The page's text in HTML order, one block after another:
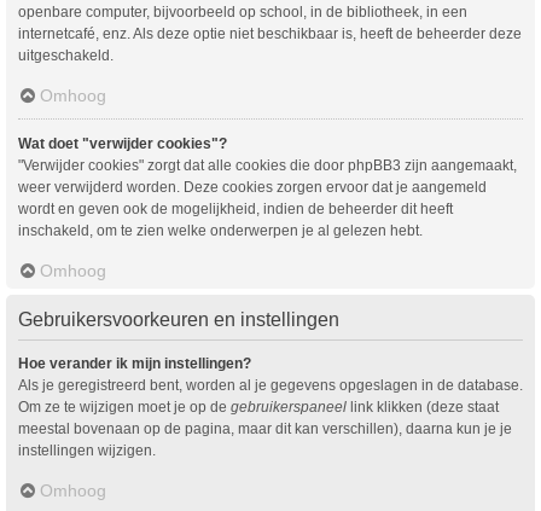
openbare computer, bijvoorbeeld op school, in de bibliotheek, in een
internetcafé, enz. Als deze optie niet beschikbaar is, heeft de beheerder deze
uitgeschakeld.
Omhoog
Wat doet "verwijder cookies"?
"Verwijder cookies" zorgt dat alle cookies die door phpBB3 zijn aangemaakt,
weer verwijderd worden. Deze cookies zorgen ervoor dat je aangemeld
wordt en geven ook de mogelijkheid, indien de beheerder dit heeft
inschakeld, om te zien welke onderwerpen je al gelezen hebt.
Omhoog
Gebruikersvoorkeuren en instellingen
Hoe verander ik mijn instellingen?
Als je geregistreerd bent, worden al je gegevens opgeslagen in de database.
Om ze te wijzigen moet je op de gebruikerspaneel link klikken (deze staat
meestal bovenaan op de pagina, maar dit kan verschillen), daarna kun je je
instellingen wijzigen.
Omhoog